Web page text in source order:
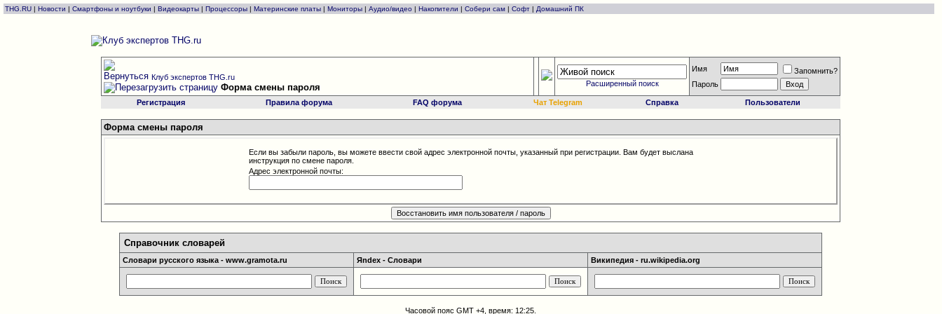
THG.RU | Новости | Смартфоны и ноутбуки | Видеокарты | Процессоры | Материнские платы | Мониторы | Аудио/видео | Накопители | Собери сам | Софт | Домашний ПК
Клуб экспертов THG.ru
Форма смены пароля Расширенный поиск
Имя
Запомнить?
Пароль
Регистрация Правила форума FAQ форума Чат Telegram Справка Пользователи
Форма смены пароля
Если вы забыли пароль, вы можете ввести свой адрес электронной почты, указанный при регистрации. Вам будет выслана
инструкция по смене пароля.
Адрес электронной почты:
Справочник словарей
Словари русского языка - www.gramota.ru Яndex - Словари Википедия - ru.wikipedia.org
Часовой пояс GMT +4, время: 12:25